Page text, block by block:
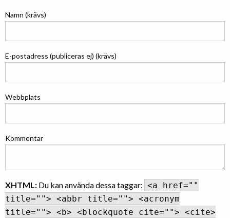
Namn (krävs)
E-postadress (publiceras ej) (krävs)
Webbplats
Kommentar
XHTML: Du kan använda dessa taggar: <a href=""
title=""> <abbr title=""> <acronym
title=""> <b> <blockquote cite=""> <cite>